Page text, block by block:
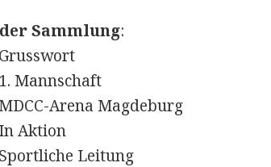
Sammlung:
Mannschaft
Arena Magdeburg
Aktion
Leitung